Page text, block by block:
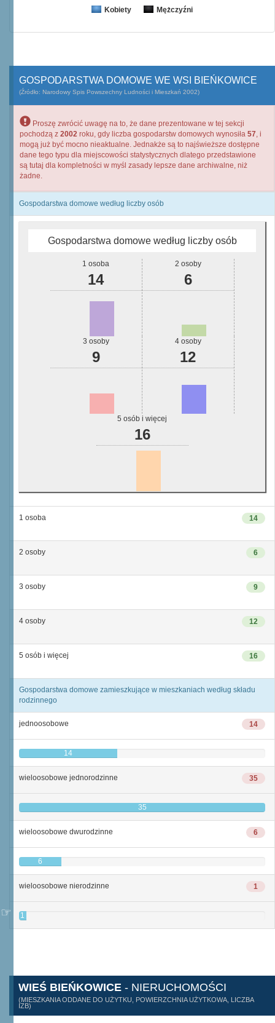
Kobiety Mężczyźni
GOSPODARSTWA DOMOWE WE WSI BIEŃKOWICE
(Źródło: Narodowy Spis Powszechny Ludności i Mieszkań 2002)
Proszę zwrócić uwagę na to, że dane prezentowane w tej sekcji
pochodzą z 2002 roku, gdy liczba gospodarstw domowych wynosiła 57, i
mogą już być mocno nieaktualne. Jednakże są to najświeższe dostępne
dane tego typu dla miejscowości statystycznych dlatego przedstawione
są tutaj dla kompletności w myśl zasady lepsze dane archiwalne, niż
żadne.
Gospodarstwa domowe według liczby osób
Gospodarstwa domowe według liczby osób
1 osoba
14
2 osoby
6
3 osoby
9
4 osoby
12
5 osób i więcej
16
14
1 osoba
6
2 osoby
9
3 osoby
12
4 osoby
16
5 osób i więcej
Gospodarstwa domowe zamieszkujące w mieszkaniach według składu
rodzinnego
14
jednoosobowe
14
35
wieloosobowe jednorodzinne
35
6
wieloosobowe dwurodzinne
6
1
wieloosobowe nierodzinne
1
WIEŚ BIEŃKOWICE - NIERUCHOMOŚCI
(MIESZKANIA ODDANE DO UŻYTKU, POWIERZCHNIA UŻYTKOWA, LICZBA
IZB)